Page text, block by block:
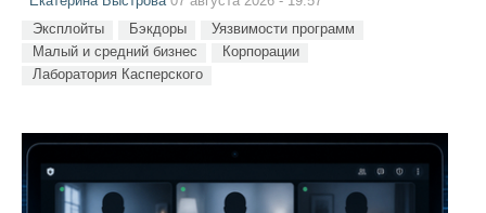
Эксплойты Бэкдоры
Уязвимости программ
Малый и средний бизнес
Корпорации
Лаборатория Касперского